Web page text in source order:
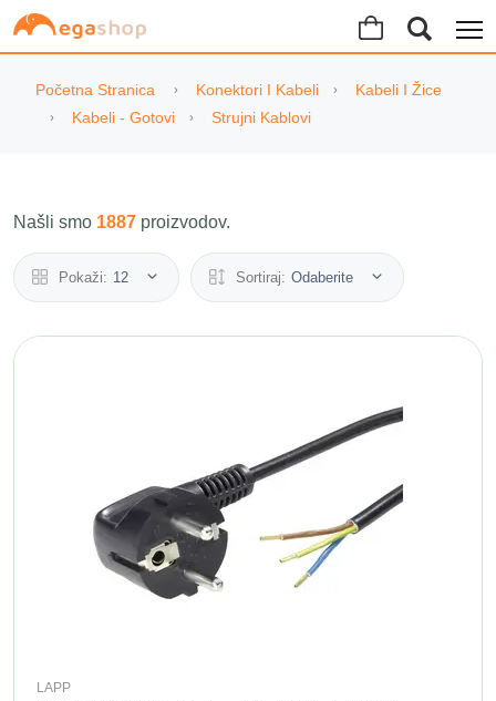
Početna Stranica Konektori I Kabeli
Kabeli I Žice
Kabeli - Gotovi
Strujni Kablovi
Našli smo 1887 proizvodov.
Pokaži: 12 Sortiraj: Odaberite
LAPP